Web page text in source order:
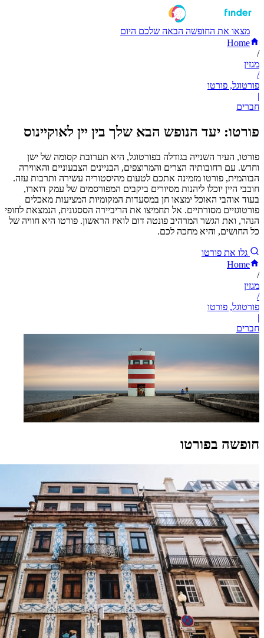
מצאו את החופשה הבאה שלכם היום
Home
/
מגזין
/
פורטוגל, פורטו
|
חברים
פורטו: יעד הנופש הבא שלך בין יין לאוקיינוס
פורטו, העיר השנייה בגודלה בפורטוגל, היא תערובת קסומה של ישן
וחדש. עם רחובותיה הצרים והמרוצפים, הבניינים הצבעוניים והאווירה
הבוהמית, פורטו מזמינה אתכם לטעום מהיסטוריה עשירה ותרבות עזה.
חובבי היין יוכלו ליהנות מסיורים ביקבים המפורסמים של עמק דוארו,
בעוד אוהבי האוכל ימצאו חן במסעדות המקומיות המציעות מאכלים
פורטוגזיים מסורתיים. אל תחמיצו את הריביירה הססגונית, הנמצאת לחופי
הנהר, ואת הגשר המרהיב פונטה דום לואיז הראשון. פורטו היא חוויה של
כל החושים, והיא מחכה לכם.
גלו את פורטו
Home
/
מגזין
/
פורטוגל, פורטו
|
חברים
חופשה בפורטו